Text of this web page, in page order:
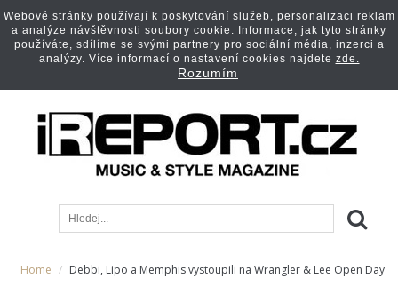
Home Debbi, Lipo a Memphis vystoupili na Wrangler & Lee Open Day
Webové stránky používají k poskytování služeb, personalizaci reklam
a analýze návštěvnosti soubory cookie. Informace, jak tyto stránky
používáte, sdílíme se svými partnery pro sociální média, inzerci a
analýzy. Více informací o nastavení cookies najdete zde.
Rozumím